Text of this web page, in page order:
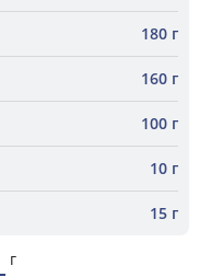
180 г
160 г
100 г
10 г
15 г
г